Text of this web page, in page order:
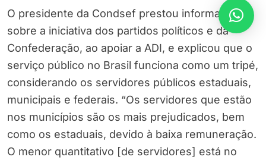
O presidente da Condsef prestou informações
sobre a iniciativa dos partidos políticos e da
Confederação, ao apoiar a ADI, e explicou que o
serviço público no Brasil funciona como um tripé,
considerando os servidores públicos estaduais,
municipais e federais. “Os servidores que estão
nos municípios são os mais prejudicados, bem
como os estaduais, devido à baixa remuneração.
O menor quantitativo [de servidores] está no